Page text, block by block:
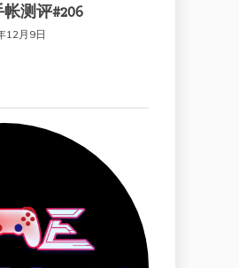
测评#206
12月9日